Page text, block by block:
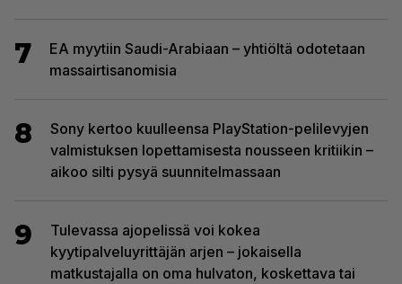
7
EA myytiin Saudi-Arabiaan – yhtiöltä odotetaan
massairtisanomisia
8
Sony kertoo kuulleensa PlayStation-pelilevyjen
valmistuksen lopettamisesta nousseen kritiikin –
aikoo silti pysyä suunnitelmassaan
9
Tulevassa ajopelissä voi kokea
kyytipalveluyrittäjän arjen – jokaisella
matkustajalla on oma hulvaton, koskettava tai